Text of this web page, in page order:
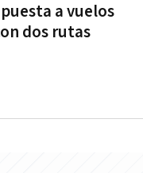
a vuelos
dos rutas